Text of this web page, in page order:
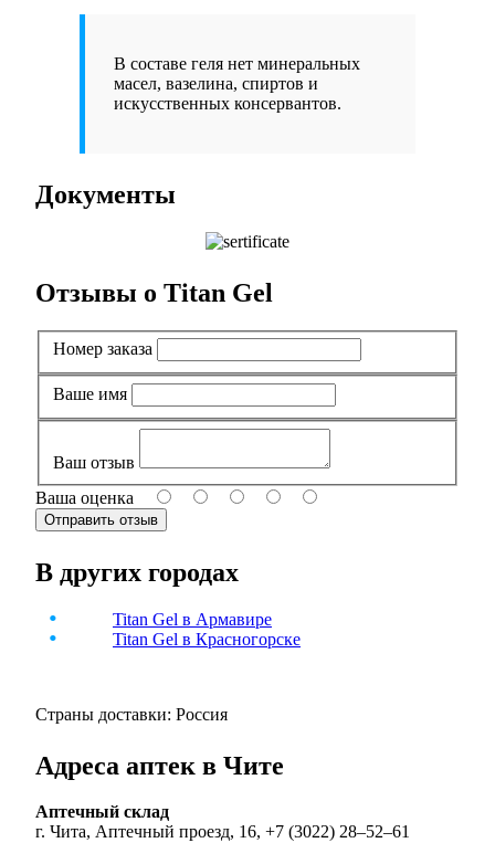
В составе геля нет минеральных
масел, вазелина, спиртов и
искусственных консервантов.
Документы
Отзывы о Titan Gel
Номер заказа
Ваше имя
Ваш отзыв
Ваша оценка
В других городах
Titan Gel в Армавире
Titan Gel в Красногорске
Страны доставки: Россия
Адреса аптек в Чите
Аптечный склад
г. Чита, Аптечный проезд, 16, +7 (3022) 28‒52‒61